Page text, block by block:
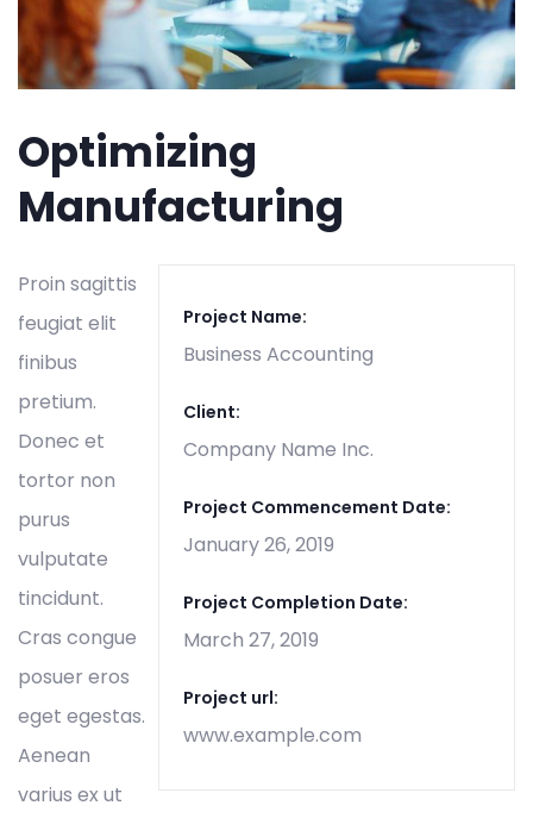
Optimizing
Manufacturing
Project Name:
Business Accounting
Client:
Company Name Inc.
Project Commencement Date:
January 26, 2019
Project Completion Date:
March 27, 2019
Project url:
www.example.com
Proin sagittis
feugiat elit
finibus
pretium.
Donec et
tortor non
purus
vulputate
tincidunt.
Cras congue
posuer eros
eget egestas.
Aenean
varius ex ut